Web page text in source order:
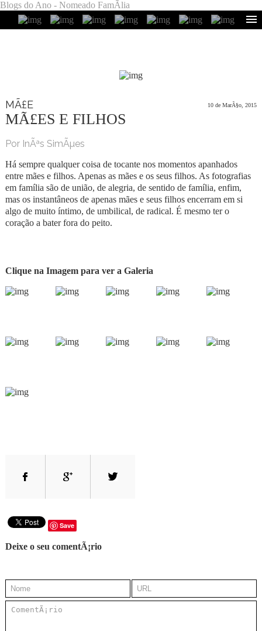
Blogs do Ano - Nomeado FamÃ­lia
MÃ£E 10 de MarÃ§o, 2015
MÃ£ES E FILHOS
Por InÃªs SimÃµes
Há sempre qualquer coisa de tocante nos momentos apanhados
entre mães e filhos. Apenas as mães e os seus filhos. As fotografias
em família são de união, de alegria, de sentido de família, enfim,
mas os instantâneos de apenas mães e seus filhos encerram em si
algo de muito íntimo, de umbilical, de radical. É mesmo ter o
coração a bater fora do peito.
Clique na Imagem para ver a Galeria
Save
Deixe o seu comentÃ¡rio